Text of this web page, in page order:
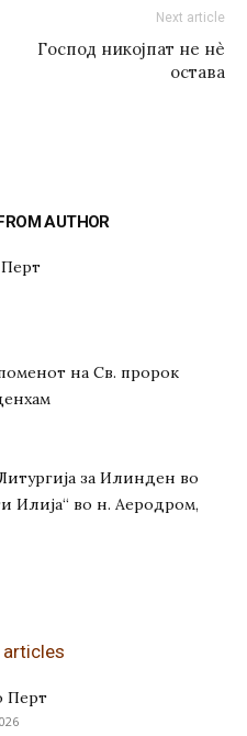
Next article
Господ никојпат не нè
остава
AUTHOR
на Св. пророк
за Илинден во
Илија“ во н. Аеродром,
articles
Перт